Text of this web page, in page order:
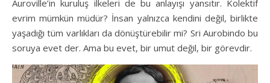
Auroville’in kuruluş ilkeleri de bu anlayışı yansıtır. Kolektif
evrim mümkün müdür? İnsan yalnızca kendini değil, birlikte
yaşadığı tüm varlıkları da dönüştürebilir mi? Sri Aurobindo bu
soruya evet der. Ama bu evet, bir umut değil, bir görevdir.